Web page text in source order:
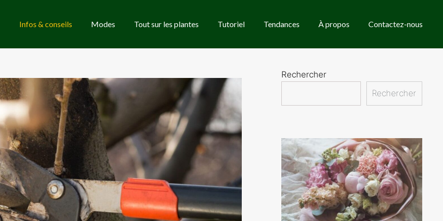
Infos & conseils Modes Tout sur les plantes Tutoriel Tendances À propos Contactez-nous
Rechercher
Rechercher